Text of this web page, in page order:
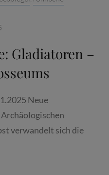
Gladiatoren –
Neue
verwandelt sich die